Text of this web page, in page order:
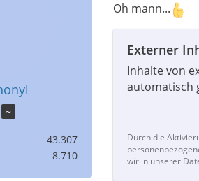
~
43.307
8.710
Oh mann...
Externer
Inhalte von
automatisch
Durch die
wir in unserer